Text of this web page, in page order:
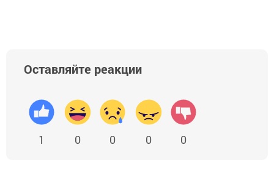
Оставляйте реакции
1 0 0 0 0